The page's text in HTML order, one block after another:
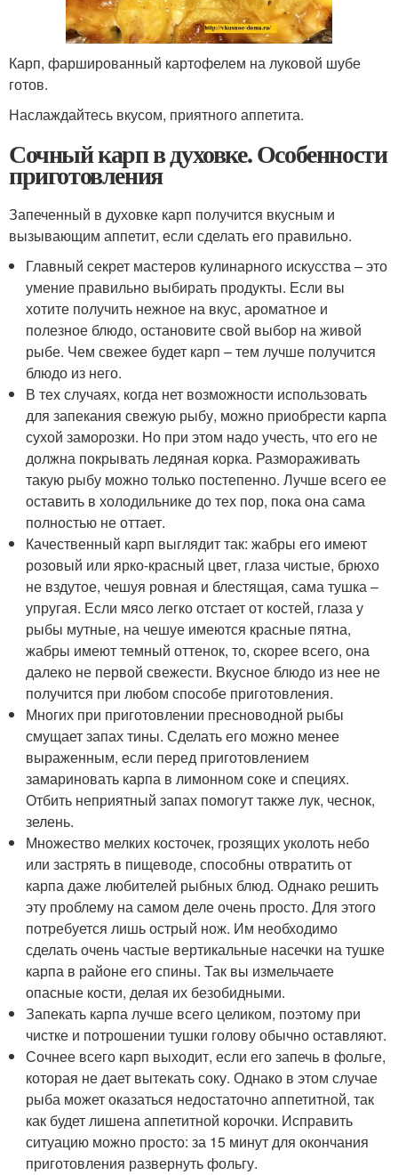
Карп, фаршированный картофелем на луковой шубе
готов.
Наслаждайтесь вкусом, приятного аппетита.
Сочный карп в духовке. Особенности
приготовления
Запеченный в духовке карп получится вкусным и
вызывающим аппетит, если сделать его правильно.
Главный секрет мастеров кулинарного искусства – это
умение правильно выбирать продукты. Если вы
хотите получить нежное на вкус, ароматное и
полезное блюдо, остановите свой выбор на живой
рыбе. Чем свежее будет карп – тем лучше получится
блюдо из него.
В тех случаях, когда нет возможности использовать
для запекания свежую рыбу, можно приобрести карпа
сухой заморозки. Но при этом надо учесть, что его не
должна покрывать ледяная корка. Размораживать
такую рыбу можно только постепенно. Лучше всего ее
оставить в холодильнике до тех пор, пока она сама
полностью не оттает.
Качественный карп выглядит так: жабры его имеют
розовый или ярко-красный цвет, глаза чистые, брюхо
не вздутое, чешуя ровная и блестящая, сама тушка –
упругая. Если мясо легко отстает от костей, глаза у
рыбы мутные, на чешуе имеются красные пятна,
жабры имеют темный оттенок, то, скорее всего, она
далеко не первой свежести. Вкусное блюдо из нее не
получится при любом способе приготовления.
Многих при приготовлении пресноводной рыбы
смущает запах тины. Сделать его можно менее
выраженным, если перед приготовлением
замариновать карпа в лимонном соке и специях.
Отбить неприятный запах помогут также лук, чеснок,
зелень.
Множество мелких косточек, грозящих уколоть небо
или застрять в пищеводе, способны отвратить от
карпа даже любителей рыбных блюд. Однако решить
эту проблему на самом деле очень просто. Для этого
потребуется лишь острый нож. Им необходимо
сделать очень частые вертикальные насечки на тушке
карпа в районе его спины. Так вы измельчаете
опасные кости, делая их безобидными.
Запекать карпа лучше всего целиком, поэтому при
чистке и потрошении тушки голову обычно оставляют.
Сочнее всего карп выходит, если его запечь в фольге,
которая не дает вытекать соку. Однако в этом случае
рыба может оказаться недостаточно аппетитной, так
как будет лишена аппетитной корочки. Исправить
ситуацию можно просто: за 15 минут для окончания
приготовления развернуть фольгу.